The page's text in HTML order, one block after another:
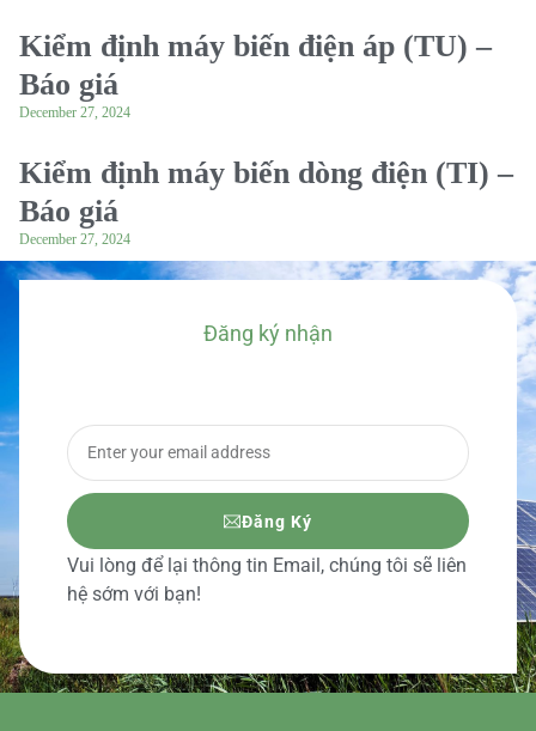
Kiểm định máy biến điện áp (TU) –
Báo giá
December 27, 2024
Kiểm định máy biến dòng điện (TI) –
Báo giá
December 27, 2024
Đăng ký nhận
Đăng Ký
Vui lòng để lại thông tin Email, chúng tôi sẽ liên
hệ sớm với bạn!